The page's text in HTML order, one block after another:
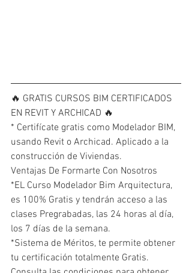
🔥 GRATIS CURSOS BIM CERTIFICADOS
EN REVIT Y ARCHICAD 🔥
* Certifícate gratis como Modelador BIM,
usando Revit o Archicad. Aplicado a la
construcción de Viviendas.
Ventajas De Formarte Con Nosotros
*EL Curso Modelador Bim Arquitectura,
es 100% Gratis y tendrán acceso a las
clases Pregrabadas, las 24 horas al día,
los 7 días de la semana.
*Sistema de Méritos, te permite obtener
tu certificación totalmente Gratis.